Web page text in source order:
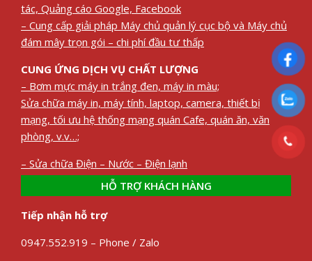
tác, Quảng cáo Google, Facebook
– Cung cấp giải pháp Máy chủ quản lý cục bộ và Máy chủ
đám mây trọn gói – chi phí đầu tư thấp
CUNG ỨNG DỊCH VỤ CHẤT LƯỢNG
– Bơm mực máy in trắng đen, máy in màu;
Sửa chữa máy in, máy tính, laptop, camera, thiết bị
mạng, tối ưu hệ thống mạng quán Cafe, quán ăn, văn
phòng, v.v…;
– Sửa chữa Điện – Nước – Điện lạnh
HỖ TRỢ KHÁCH HÀNG
Tiếp nhận hỗ trợ
0947.552.919 – Phone / Zalo